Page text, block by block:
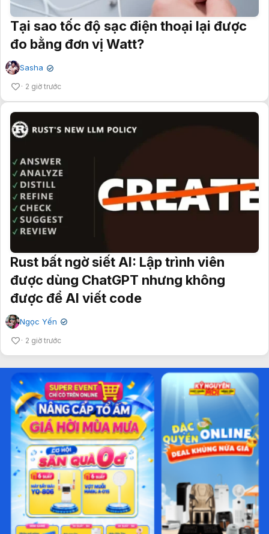
Tại sao tốc độ sạc điện thoại lại được
đo bằng đơn vị Watt?
Sasha ✔
2 giờ trước
Rust bất ngờ siết AI: Lập trình viên
được dùng ChatGPT nhưng không
được để AI viết code
Ngọc Yến ✔
2 giờ trước